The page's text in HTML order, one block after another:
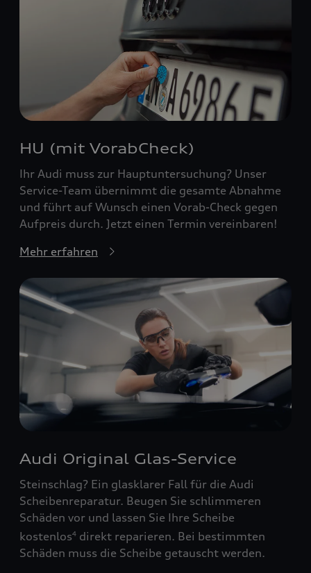
HU (mit VorabCheck)
Ihr Audi muss zur Hauptuntersuchung? Unser
Service-Team übernimmt die gesamte Abnahme
und führt auf Wunsch einen Vorab-Check gegen
Aufpreis durch. Jetzt einen Termin vereinbaren!
Mehr erfahren
Audi Original Glas-Service
Steinschlag? Ein glasklarer Fall für die Audi
Scheibenreparatur. Beugen Sie schlimmeren
Schäden vor und lassen Sie Ihre Scheibe
kostenlos4 direkt reparieren. Bei bestimmten
Schäden muss die Scheibe getauscht werden.